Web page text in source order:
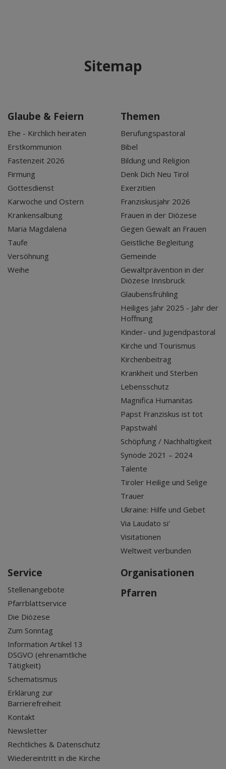
Sitemap
Glaube & Feiern
Ehe - Kirchlich heiraten
Erstkommunion
Fastenzeit 2026
Firmung
Gottesdienst
Karwoche und Ostern
Krankensalbung
Maria Magdalena
Taufe
Versöhnung
Weihe
Themen
Berufungspastoral
Bibel
Bildung und Religion
Denk Dich Neu Tirol
Exerzitien
Franziskusjahr 2026
Frauen in der Diözese
Gegen Gewalt an Frauen
Geistliche Begleitung
Gemeinde
Gewaltprävention in der
Diözese Innsbruck
Glaubensfrühling
Heiliges Jahr 2025 - Jahr der
Hoffnung
Kinder- und Jugendpastoral
Kirche und Tourismus
Kirchenbeitrag
Krankheit und Sterben
Lebensschutz
Magnifica Humanitas
Papst Franziskus ist tot
Papstwahl
Schöpfung / Nachhaltigkeit
Synode 2021 – 2024
Talente
Tiroler Heilige und Selige
Trauer
Ukraine: Hilfe und Gebet
Via Laudato si'
Visitationen
Weltweit verbunden
Service
Stellenangebote
Pfarrblattservice
Die Diözese
Zum Sonntag
Information Artikel 13
DSGVO (ehrenamtliche
Tätigkeit)
Schematismus
Erklärung zur
Barrierefreiheit
Kontakt
Newsletter
Rechtliches & Datenschutz
Wiedereintritt in die Kirche
Organisationen
Pfarren